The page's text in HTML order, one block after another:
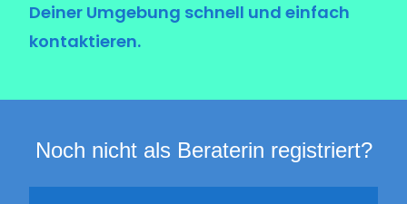
Deiner Umgebung schnell und einfach
kontaktieren.
Noch nicht als Beraterin registriert?